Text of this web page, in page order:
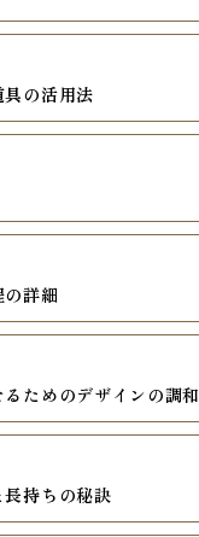
の活用法
詳細
ためのデザインの調和
持ちの秘訣